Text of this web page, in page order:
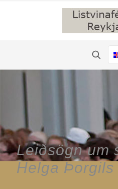
Leiðsögn um
Helga Þorgils